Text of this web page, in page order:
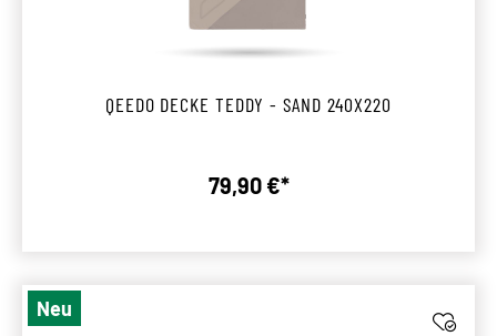
QEEDO DECKE TEDDY - SAND 240X220
Regulärer Preis:
79,90 €*
Neu